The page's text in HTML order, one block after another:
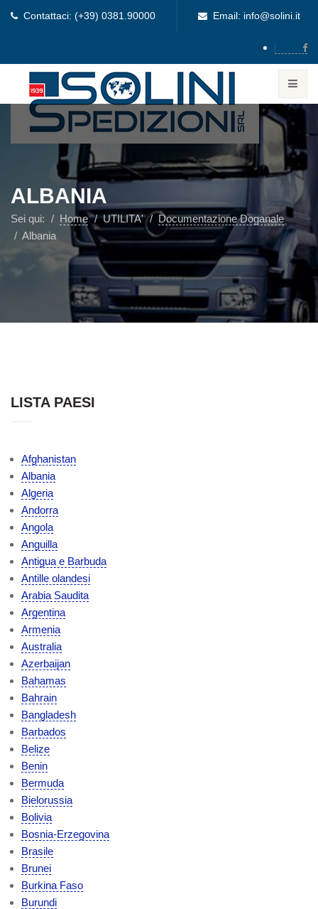
Contattaci: (+39) 0381.90000 Email: info@solini.it
ALBANIA
Sei qui: Home UTILITA'
Documentazione Doganale
Albania
LISTA PAESI
Afghanistan
Albania
Algeria
Andorra
Angola
Anguilla
Antigua e Barbuda
Antille olandesi
Arabia Saudita
Argentina
Armenia
Australia
Azerbaijan
Bahamas
Bahrain
Bangladesh
Barbados
Belize
Benin
Bermuda
Bielorussia
Bolivia
Bosnia-Erzegovina
Brasile
Brunei
Burkina Faso
Burundi